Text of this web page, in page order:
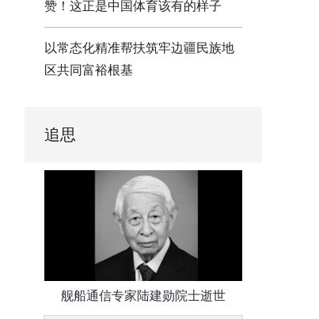
赞！这正是中国体育该有的样子
以常态化精准帮扶筑牢边疆民族地
区共同富裕根基
追思
舰船通信专家陆建勋院士逝世